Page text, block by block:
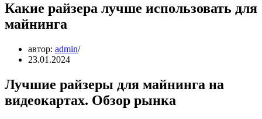
Какие райзера лучше использовать для
майнинга
автор: admin
23.01.2024
Лучшие райзеры для майнинга на
видеокартах. Обзор рынка